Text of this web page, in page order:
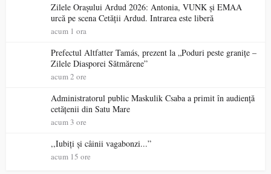
Zilele Orașului Ardud 2026: Antonia, VUNK și EMAA
urcă pe scena Cetății Ardud. Intrarea este liberă
acum 1 ora
Prefectul Altfatter Tamás, prezent la „Poduri peste granițe –
Zilele Diasporei Sătmărene”
acum 2 ore
Administratorul public Maskulik Csaba a primit în audiență
cetățenii din Satu Mare
acum 3 ore
,,Iubiți și câinii vagabonzi...”
acum 15 ore